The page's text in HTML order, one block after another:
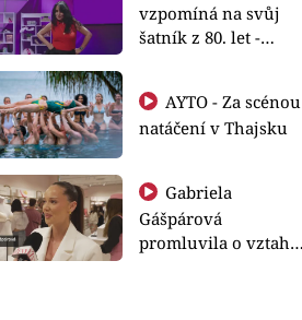
vzpomíná na svůj
šatník z 80. let -
natáčení v Thajsku
Gabriela
Gášpárová
promluvila o vztahu